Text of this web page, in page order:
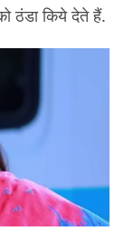
ठंडा किये देते हैं.